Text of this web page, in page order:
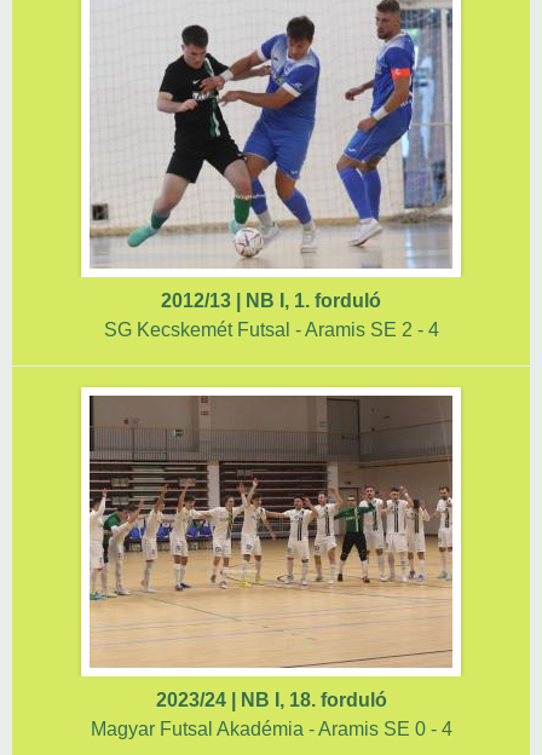
2012/13 | NB I, 1. forduló
SG Kecskemét Futsal - Aramis SE 2 - 4
2023/24 | NB I, 18. forduló
Magyar Futsal Akadémia - Aramis SE 0 - 4